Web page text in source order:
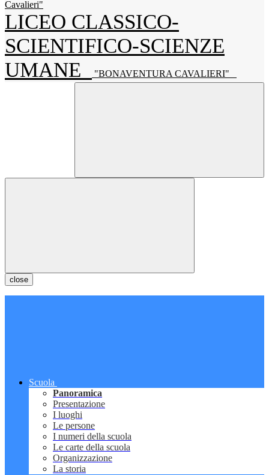
LICEO CLASSICO-
SCIENTIFICO-SCIENZE
UMANE
"BONAVENTURA CAVALIERI"
close
Scuola
Panoramica
Presentazione
I luoghi
Le persone
I numeri della scuola
Le carte della scuola
Organizzazione
La storia